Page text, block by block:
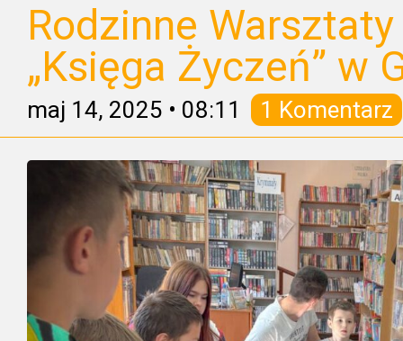
Rodzinne
„Księga Życzeń” w
maj 14, 2025 • 08:11 1 Komentarz